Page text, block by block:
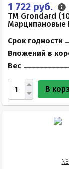
1 722 руб.
TM Grondard
Марципановые
Срок годности
Вложений в
Вес
В